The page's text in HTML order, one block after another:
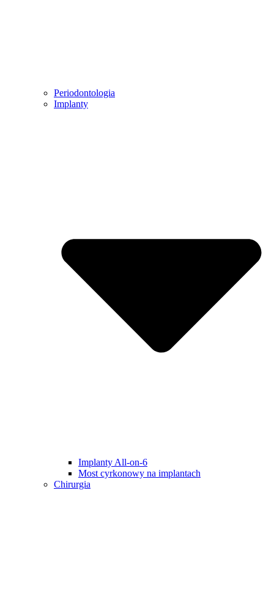
Periodontologia
Implanty
Implanty All-on-6
Most cyrkonowy na implantach
Chirurgia